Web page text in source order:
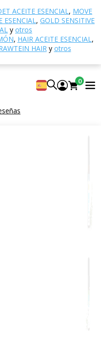
ACEITE ESENCIAL, MOVE
ESENCIAL, GOLD SENSITIVE
y otros
, HAIR ACEITE ESENCIAL,
HAIRy otros
0
DE UNA ESPECIE
CTEO®